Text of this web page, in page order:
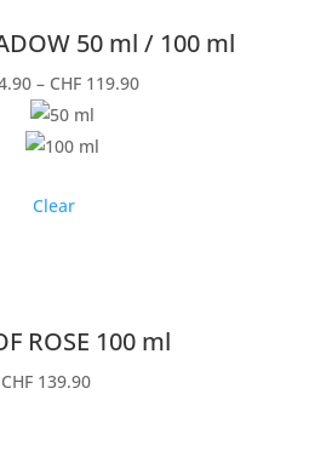
50 ml / 100 ml
– CHF 119.90
Clear
ROSE 100 ml
CHF139.90